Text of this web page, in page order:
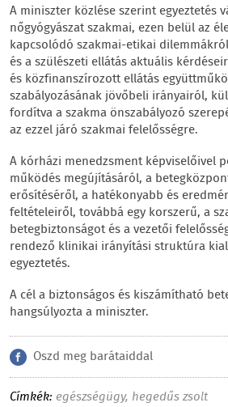
A miniszter közlése szerint egyeztetés
nőgyógyászat szakmai, ezen belül az
kapcsolódó szakmai-etikai
és a szülészeti ellátás aktuális
és közfinanszírozott ellátás
szabályozásának jövőbeli irányairól,
fordítva a szakma önszabályozó
az ezzel járó szakmai felelősségre.
A kórházi menedzsment képviselőivel
működés megújításáról, a
erősítéséről, a hatékonyabb és
feltételeiről, továbbá egy korszerű, a
betegbiztonságot és a vezetői
rendező klinikai irányítási struktúra
egyeztetés.
A cél a biztonságos és kiszámítható
hangsúlyozta a miniszter.
Oszd meg barátaiddal
Címkék: egészségügy, hegedűs zsolt